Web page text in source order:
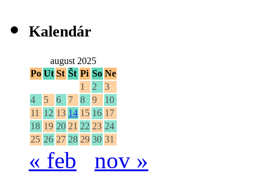
Kalendár
august 2025
Po Ut St Št Pi So Ne
1
2
3
4
5 6 7 8 9
10
11
12 13 14 15 16 17
18 19 20 21 22 23 24
25 26 27 28 29 30 31
« feb nov »